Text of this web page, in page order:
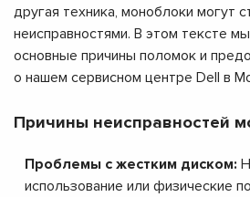
другая техника, моноблоки могут
неисправностями. В этом тексте
основные причины поломок и
о нашем сервисном центре Dell в
Причины неисправностей
Проблемы с жестким диском:
использование или физические